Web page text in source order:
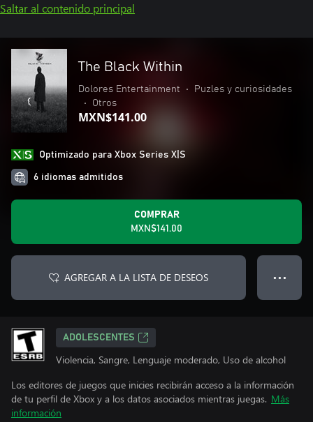
Saltar al contenido principal
The Black Within
Dolores Entertainment •
Puzles y curiosidades
•
Otros
MXN$141.00
Optimizado para Xbox Series X|S
6 idiomas admitidos
COMPRAR
MXN$141.00
AGREGAR A LA LISTA DE DESEOS ● ● ●
ADOLESCENTES
Violencia, Sangre, Lenguaje moderado, Uso de alcohol
Los editores de juegos que inicies recibirán acceso a la información
de tu perfil de Xbox y a los datos asociados mientras juegas. Más
información